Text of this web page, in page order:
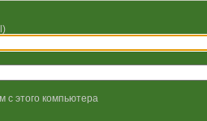
с этого компьютера